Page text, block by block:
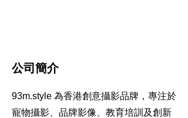
公司簡介
93m.style 為香港創意攝影品牌，專注於
寵物攝影、品牌影像、教育培訓及創新